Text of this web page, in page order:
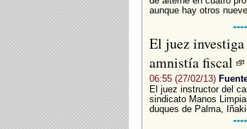
aunque hay otros
El juez
amnistía fiscal
06:55 (27/02/13)
El juez instructor del
sindicato Manos
duques de Palma,